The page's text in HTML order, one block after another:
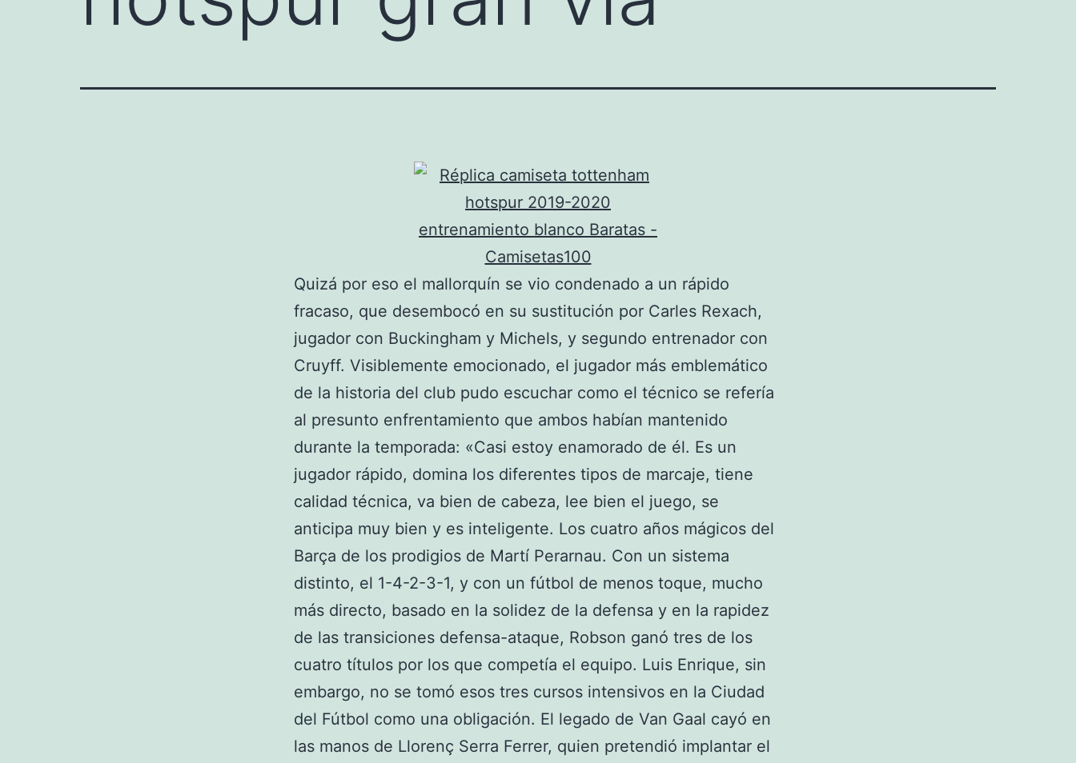
Quizá por eso el mallorquín se vio condenado a un rápido
fracaso, que desembocó en su sustitución por Carles Rexach,
jugador con Buckingham y Michels, y segundo entrenador con
Cruyff. Visiblemente emocionado, el jugador más emblemático
de la historia del club pudo escuchar como el técnico se refería
al presunto enfrentamiento que ambos habían mantenido
durante la temporada: «Casi estoy enamorado de él. Es un
jugador rápido, domina los diferentes tipos de marcaje, tiene
calidad técnica, va bien de cabeza, lee bien el juego, se
anticipa muy bien y es inteligente. Los cuatro años mágicos del
Barça de los prodigios de Martí Perarnau. Con un sistema
distinto, el 1-4-2-3-1, y con un fútbol de menos toque, mucho
más directo, basado en la solidez de la defensa y en la rapidez
de las transiciones defensa-ataque, Robson ganó tres de los
cuatro títulos por los que competía el equipo. Luis Enrique, sin
embargo, no se tomó esos tres cursos intensivos en la Ciudad
del Fútbol como una obligación. El legado de Van Gaal cayó en
las manos de Llorenç Serra Ferrer, quien pretendió implantar el